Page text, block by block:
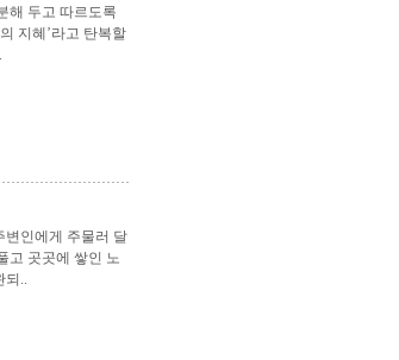
해 두고 따르도록
지혜’라고 탄복할
변인에게 주물러 달
고 곳곳에 쌓인 노
되..